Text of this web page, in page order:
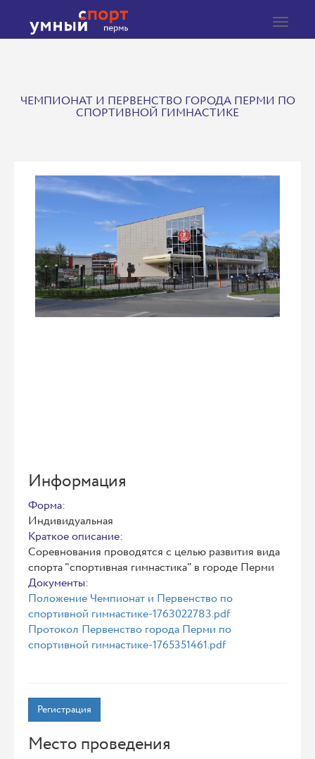
Toggle
ЧЕМПИОНАТ И ПЕРВЕНСТВО ГОРОДА ПЕРМИ ПО
СПОРТИВНОЙ ГИМНАСТИКЕ
Информация
Форма:
Индивидуальная
Краткое описание:
Соревнования проводятся с целью развития вида
спорта "спортивная гимнастика" в городе Перми
Документы:
Положение Чемпионат и Первенство по
спортивной гимнастике-1763022783.pdf
Протокол Первенство города Перми по
спортивной гимнастике-1765351461.pdf
Регистрация
Место проведения